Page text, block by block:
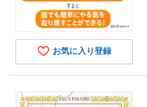
お気に入り登録